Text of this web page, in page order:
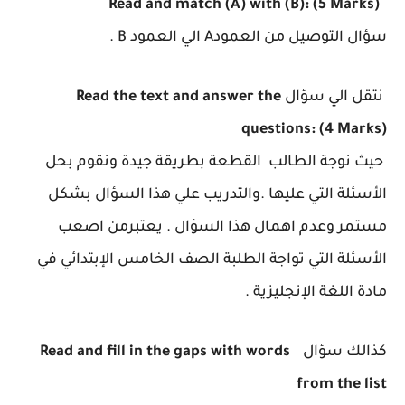
سؤال التوصيل من العمودA الي العمود B .
نتقل الي سؤال Read the text and answer the
questions: (4 Marks)
حيث نوجة الطالب القطعة بطريقة جيدة ونقوم بحل
الأسئلة التي عليها .والتدريب علي هذا السؤال بشكل
مستمر وعدم اهمال هذا السؤال . يعتبرمن اصعب
الأسئلة التي تواجة الطلبة الصف الخامس الإبتدائي في
مادة اللغة الإنجليزية .
كذالك سؤال
Read and fill in the gaps with words
from the list